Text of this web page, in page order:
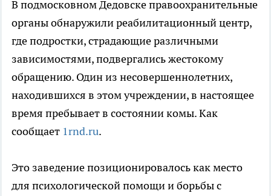
В подмосковном Дедовске правоохранительные
органы обнаружили реабилитационный центр,
где подростки, страдающие различными
зависимостями, подвергались жестокому
обращению. Один из несовершеннолетних,
находившихся в этом учреждении, в настоящее
время пребывает в состоянии комы. Как
сообщает 1rnd.ru.
Это заведение позиционировалось как место
для психологической помощи и борьбы с